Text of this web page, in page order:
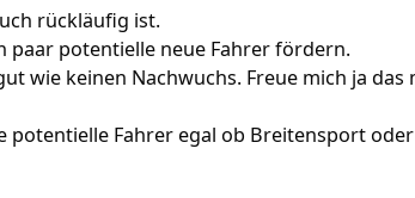
rückläufig ist.
paar potentielle neue Fahrer fördern.
wie keinen Nachwuchs. Freue mich ja das
potentielle Fahrer egal ob Breitensport oder